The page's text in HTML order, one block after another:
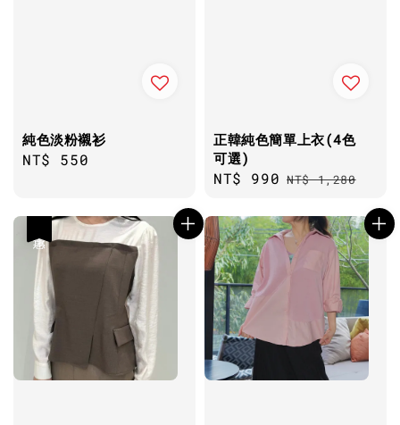
純色淡粉襯衫
Regular
NT$ 550
正韓純色簡單上衣(4色
可選)
Sale
NT$ 990 Regular
NT$ 1,280